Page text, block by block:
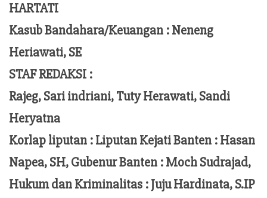
HARTATI
Kasub Bandahara/Keuangan :Neneng
Heriawati, SE
STAF REDAKSI :
Rajeg, Sari indriani, Tuty Herawati, Sandi
Heryatna
Korlap liputan :Liputan Kejati Banten : Hasan
Napea, SH,Gubenur Banten : MochSudrajad,
Hukum dan Kriminalitas :Juju Hardinata, S.IP